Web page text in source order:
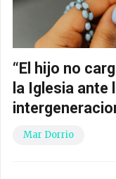
“El hijo no
la Iglesia ante
Mar Dorrio